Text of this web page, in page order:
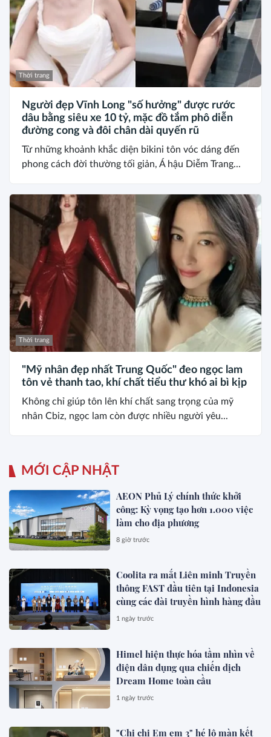
Thời trang
Người đẹp Vĩnh Long "số hưởng" được rước
dâu bằng siêu xe 10 tỷ, mặc đồ tắm phô diễn
đường cong và đôi chân dài quyến rũ
Từ những khoảnh khắc diện bikini tôn vóc dáng đến
phong cách đời thường tối giản, Á hậu Diễm Trang...
Thời trang
"Mỹ nhân đẹp nhất Trung Quốc" đeo ngọc lam
tôn vẻ thanh tao, khí chất tiểu thư khó ai bì kịp
Không chỉ giúp tôn lên khí chất sang trọng của mỹ
nhân Cbiz, ngọc lam còn được nhiều người yêu...
MỚI CẬP NHẬT
AEON Phủ Lý chính thức khởi
công: Kỳ vọng tạo hơn 1.000 việc
làm cho địa phương
8 giờ trước
Coolita ra mắt Liên minh Truyền
thông FAST đầu tiên tại Indonesia
cùng các đài truyền hình hàng đầu
1 ngày trước
Himel hiện thực hóa tầm nhìn về
điện dân dụng qua chiến dịch
Dream Home toàn cầu
1 ngày trước
"Chị chị Em em 3" hé lộ màn kết